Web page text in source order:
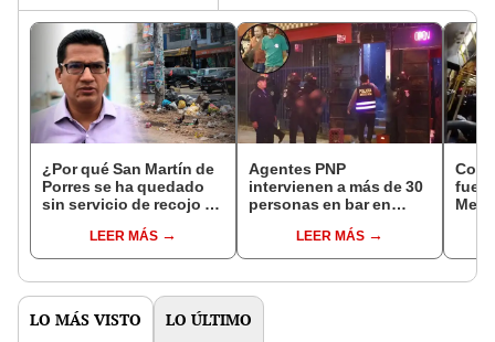
¿Por qué San Martín de
Porres se ha quedado
sin servicio de recojo de
paciencia a los vecinos
LEER MÁS
Agentes PNP
intervienen a más de 30
personas en bar en
drogas y armas en local
LEER MÁS
Con
fue
LO MÁS VISTO LO ÚLTIMO